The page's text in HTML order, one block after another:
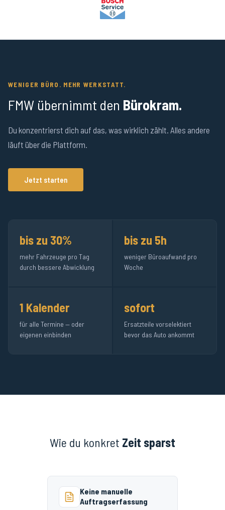
WENIGER BÜRO. MEHR WERKSTATT.
FMW übernimmt den Bürokram.
Du konzentrierst dich auf das, was wirklich zählt. Alles andere
läuft über die Plattform.
Jetzt starten
bis zu 30%
mehr Fahrzeuge pro Tag
durch bessere Abwicklung
bis zu 5h
weniger Büroaufwand pro
Woche
1 Kalender
für alle Termine — oder
eigenen einbinden
sofort
Ersatzteile vorselektiert
bevor das Auto ankommt
Wie du konkret Zeit sparst
Keine manuelle
Auftragserfassung